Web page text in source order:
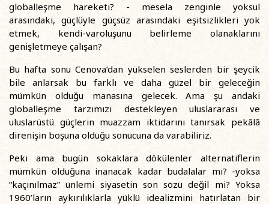
globalleşme hareketi? - mesela zenginle yoksul
arasındaki, güçlüyle güçsüz arasındaki eşitsizlikleri yok
etmek, kendi-varoluşunu belirleme olanaklarını
genişletmeye çalışan?
Bu hafta sonu Cenova’dan yükselen seslerden bir şeycik
bile anlarsak bu farklı ve daha güzel bir geleceğin
mümkün olduğu manasına gelecek. Ama şu andaki
globalleşme tarzımızı destekleyen uluslararası ve
uluslarüstü güçlerin muazzam iktidarını tanırsak pekâlâ
direnişin boşuna olduğu sonucuna da varabiliriz.
Peki ama bugün sokaklara dökülenler alternatiflerin
mümkün olduğuna inanacak kadar budalalar mı? -yoksa
“kaçınılmaz” ünlemi siyasetin son sözü değil mi? Yoksa
1960’ların aykırılıklarla yüklü idealizmini hatırlatan bir